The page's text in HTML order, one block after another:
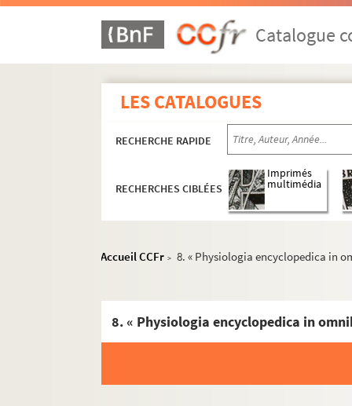
Catalogue
LES CATALOGUES
RECHERCHE RAPIDE
RECHERCHES CIBLÉES
Imprimés
multimédia
Accueil CCFr > 8. « Physiologia encyclopedica in